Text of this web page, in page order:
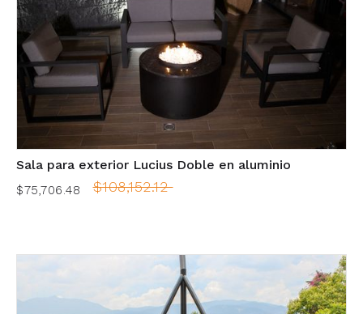
Sala para exterior Lucius Doble en aluminio
$75,706.48 $108,152.12